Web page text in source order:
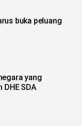
buka peluang
yang
DHE SDA